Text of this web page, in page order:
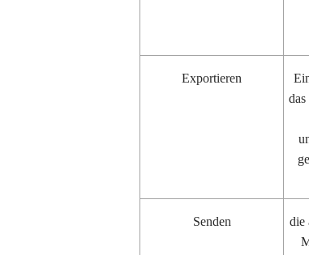
Exportieren
Senden
die